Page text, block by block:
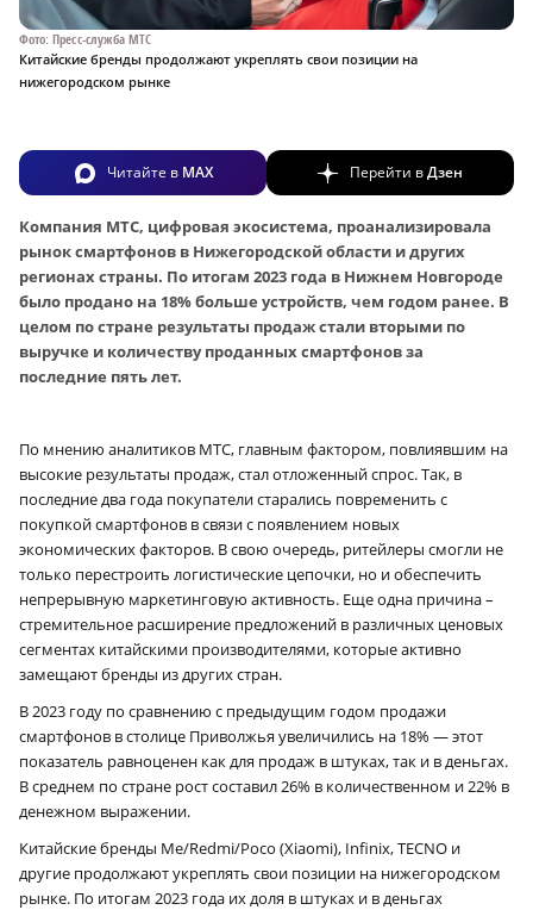
Фото: Пресс-служба МТС
Китайские бренды продолжают укреплять свои позиции на
нижегородском рынке
Читайте в MAX Перейти вДзен
Компания МТС, цифровая экосистема, проанализировала
рынок смартфонов в Нижегородской области и других
регионах страны. По итогам 2023 года в Нижнем Новгороде
было продано на 18% больше устройств, чем годом ранее. В
целом по стране результаты продаж стали вторыми по
выручке и количеству проданных смартфонов за
последние пять лет.
По мнению аналитиков МТС, главным фактором, повлиявшим на
высокие результаты продаж, стал отложенный спрос. Так, в
последние два года покупатели старались повременить с
покупкой смартфонов в связи с появлением новых
экономических факторов. В свою очередь, ритейлеры смогли не
только перестроить логистические цепочки, но и обеспечить
непрерывную маркетинговую активность. Еще одна причина –
стремительное расширение предложений в различных ценовых
сегментах китайскими производителями, которые активно
замещают бренды из других стран.
В 2023 году по сравнению с предыдущим годом продажи
смартфонов в столице Приволжья увеличились на 18% — этот
показатель равноценен как для продаж в штуках, так и в деньгах.
В среднем по стране рост составил 26% в количественном и 22% в
денежном выражении.
Китайские бренды Me/Redmi/Poco (Xiaomi), Infinix, TECNO и
другие продолжают укреплять свои позиции на нижегородском
рынке. По итогам 2023 года их доля в штуках и в деньгах